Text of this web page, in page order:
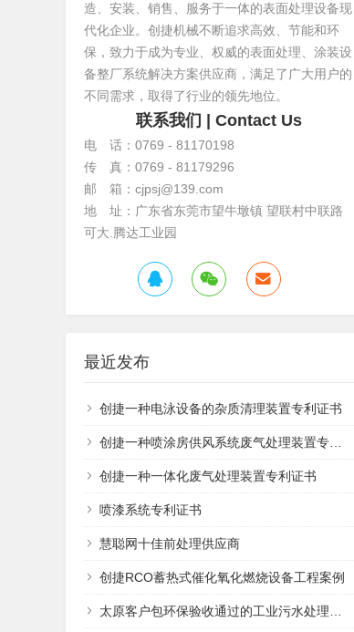
造、安装、销售、服务于一体的表面处理设备现
代化企业。创捷机械不断追求高效、节能和环
保，致力于成为专业、权威的表面处理、涂装设
备整厂系统解决方案供应商，满足了广大用户的
不同需求，取得了行业的领先地位。
联系我们 | Contact Us
电 话：0769 - 81170198
传 真：0769 - 81179296
邮 箱：cjpsj@139.com
地 址：广东省东莞市望牛墩镇 望联村中联路
可大.腾达工业园
最近发布
创捷一种电泳设备的杂质清理装置专利证书
创捷一种喷涂房供风系统废气处理装置专利证书
创捷一种一体化废气处理装置专利证书
喷漆系统专利证书
慧聪网十佳前处理供应商
创捷RCO蓄热式催化氧化燃烧设备工程案例
太原客户包环保验收通过的工业污水处理设备